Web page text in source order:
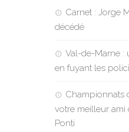
Carnet : Jorge
décédé
Val-de-Marne :
en fuyant les
Championnats
votre meilleur ami
Ponti